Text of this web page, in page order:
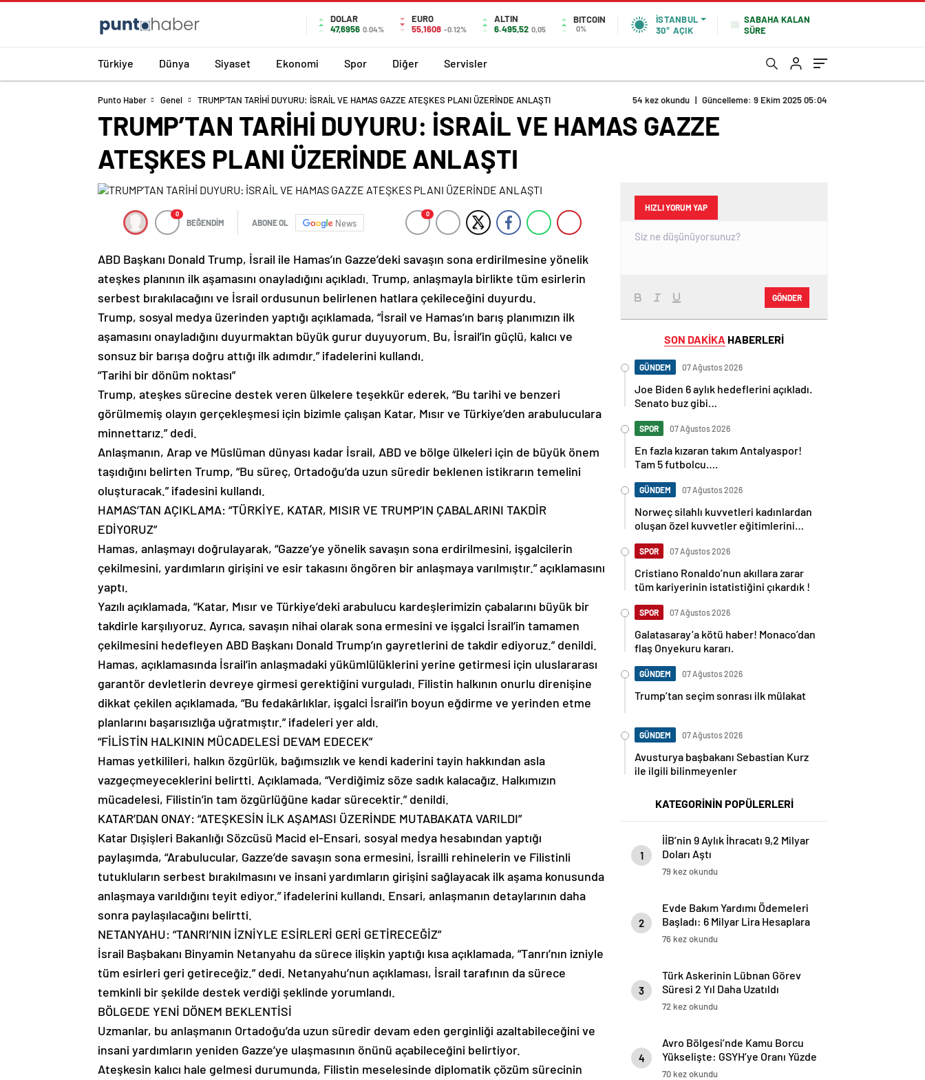
DOLAR
47,6956 0.04%
EURO
55,1608 -0.12%
ALTIN
6.495,52 0,05
BITCOIN
0%
İSTANBUL
30° AÇIK
SABAHA KALAN
SÜRE
Türkiye Dünya Siyaset Ekonomi Spor Diğer Servisler
Punto Haber Genel TRUMP’TAN TARİHİ DUYURU: İSRAİL VE HAMAS GAZZE ATEŞKES PLANI ÜZERİNDE ANLAŞTI 54 kez okundu | Güncelleme: 9 Ekim 2025 05:04
TRUMP’TAN TARİHİ DUYURU: İSRAİL VE HAMAS GAZZE
ATEŞKES PLANI ÜZERİNDE ANLAŞTI
0
BEĞENDİM ABONE OL News
0
ABD Başkanı Donald Trump, İsrail ile Hamas’ın Gazze’deki savaşın sona erdirilmesine yönelik
ateşkes planının ilk aşamasını onayladığını açıkladı. Trump, anlaşmayla birlikte tüm esirlerin
serbest bırakılacağını ve İsrail ordusunun belirlenen hatlara çekileceğini duyurdu.
Trump, sosyal medya üzerinden yaptığı açıklamada, “İsrail ve Hamas’ın barış planımızın ilk
aşamasını onayladığını duyurmaktan büyük gurur duyuyorum. Bu, İsrail’in güçlü, kalıcı ve
sonsuz bir barışa doğru attığı ilk adımdır.” ifadelerini kullandı.
“Tarihi bir dönüm noktası”
Trump, ateşkes sürecine destek veren ülkelere teşekkür ederek, “Bu tarihi ve benzeri
görülmemiş olayın gerçekleşmesi için bizimle çalışan Katar, Mısır ve Türkiye’den arabuluculara
minnettarız.” dedi.
Anlaşmanın, Arap ve Müslüman dünyası kadar İsrail, ABD ve bölge ülkeleri için de büyük önem
taşıdığını belirten Trump, “Bu süreç, Ortadoğu’da uzun süredir beklenen istikrarın temelini
oluşturacak.” ifadesini kullandı.
HAMAS’TAN AÇIKLAMA: “TÜRKİYE, KATAR, MISIR VE TRUMP’IN ÇABALARINI TAKDİR
EDİYORUZ”
Hamas, anlaşmayı doğrulayarak, “Gazze’ye yönelik savaşın sona erdirilmesini, işgalcilerin
çekilmesini, yardımların girişini ve esir takasını öngören bir anlaşmaya varılmıştır.” açıklamasını
yaptı.
Yazılı açıklamada, “Katar, Mısır ve Türkiye’deki arabulucu kardeşlerimizin çabalarını büyük bir
takdirle karşılıyoruz. Ayrıca, savaşın nihai olarak sona ermesini ve işgalci İsrail’in tamamen
çekilmesini hedefleyen ABD Başkanı Donald Trump’ın gayretlerini de takdir ediyoruz.” denildi.
Hamas, açıklamasında İsrail’in anlaşmadaki yükümlülüklerini yerine getirmesi için uluslararası
garantör devletlerin devreye girmesi gerektiğini vurguladı. Filistin halkının onurlu direnişine
dikkat çekilen açıklamada, “Bu fedakârlıklar, işgalci İsrail’in boyun eğdirme ve yerinden etme
planlarını başarısızlığa uğratmıştır.” ifadeleri yer aldı.
“FİLİSTİN HALKININ MÜCADELESİ DEVAM EDECEK”
Hamas yetkilileri, halkın özgürlük, bağımsızlık ve kendi kaderini tayin hakkından asla
vazgeçmeyeceklerini belirtti. Açıklamada, “Verdiğimiz söze sadık kalacağız. Halkımızın
mücadelesi, Filistin’in tam özgürlüğüne kadar sürecektir.” denildi.
KATAR’DAN ONAY: “ATEŞKESİN İLK AŞAMASI ÜZERİNDE MUTABAKATA VARILDI”
Katar Dışişleri Bakanlığı Sözcüsü Macid el-Ensari, sosyal medya hesabından yaptığı
paylaşımda, “Arabulucular, Gazze’de savaşın sona ermesini, İsrailli rehinelerin ve Filistinli
tutukluların serbest bırakılmasını ve insani yardımların girişini sağlayacak ilk aşama konusunda
anlaşmaya varıldığını teyit ediyor.” ifadelerini kullandı. Ensari, anlaşmanın detaylarının daha
sonra paylaşılacağını belirtti.
NETANYAHU: “TANRI’NIN İZNİYLE ESİRLERİ GERİ GETİRECEĞİZ”
İsrail Başbakanı Binyamin Netanyahu da sürece ilişkin yaptığı kısa açıklamada, “Tanrı’nın izniyle
tüm esirleri geri getireceğiz.” dedi. Netanyahu’nun açıklaması, İsrail tarafının da sürece
temkinli bir şekilde destek verdiği şeklinde yorumlandı.
BÖLGEDE YENİ DÖNEM BEKLENTİSİ
Uzmanlar, bu anlaşmanın Ortadoğu’da uzun süredir devam eden gerginliği azaltabileceğini ve
insani yardımların yeniden Gazze’ye ulaşmasının önünü açabileceğini belirtiyor.
Ateşkesin kalıcı hale gelmesi durumunda, Filistin meselesinde diplomatik çözüm sürecinin
HIZLI YORUM YAP
GÖNDER
SON DAKİKA HABERLERİ
GÜNDEM 07 Ağustos 2026
Joe Biden 6 aylık hedeflerini açıkladı.
Senato buz gibi…
SPOR 07 Ağustos 2026
En fazla kızaran takım Antalyaspor!
Tam 5 futbolcu….
GÜNDEM 07 Ağustos 2026
Norweç silahlı kuvvetleri kadınlardan
oluşan özel kuvvetler eğitimlerini
SPOR 07 Ağustos 2026
Cristiano Ronaldo’nun akıllara zarar
tüm kariyerinin istatistiğini çıkardık !
SPOR 07 Ağustos 2026
Galatasaray’a kötü haber! Monaco’dan
flaş Onyekuru kararı.
GÜNDEM 07 Ağustos 2026
Trump’tan seçim sonrası ilk mülakat
GÜNDEM 07 Ağustos 2026
Avusturya başbakanı Sebastian Kurz
ile ilgili bilinmeyenler
KATEGORİNİN POPÜLERLERİ
1
İİB’nin 9 Aylık İhracatı 9,2 Milyar
Doları Aştı
79 kez okundu
2
Evde Bakım Yardımı Ödemeleri
Başladı: 6 Milyar Lira Hesaplara
Yatırılıyor
76 kez okundu
3
Türk Askerinin Lübnan Görev
Süresi 2 Yıl Daha Uzatıldı
72 kez okundu
4
Avro Bölgesi’nde Kamu Borcu
Yükselişte: GSYH’ye Oranı Yüzde
88,2’ye Ulaştı
70 kez okundu